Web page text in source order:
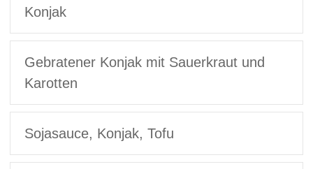
Konjak
Gebratener Konjak mit Sauerkraut und
Karotten
Sojasauce, Konjak, Tofu